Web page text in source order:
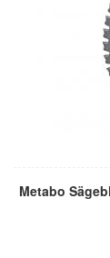
Metabo